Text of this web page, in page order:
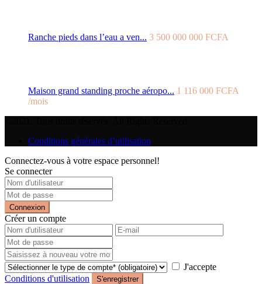
Ranche pieds dans l’eau a ven... 3 500 000 000 FCFA
Maison grand standing proche aéropo... 1 116 000 FCFA
/mois
Conditions générales d’utilisation
Connectez-vous à votre espace personnel!
Se connecter
Connexion
Créer un compte
J'accepte
Conditions d'utilisation
S'enregistrer